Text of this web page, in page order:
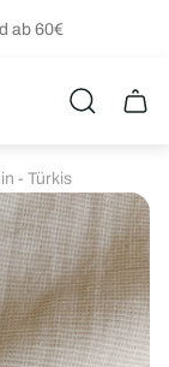
ab 60€
- Türkis